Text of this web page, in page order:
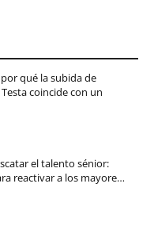
qué la subida de
coincide con un
el talento sénior:
reactivar a los mayore…